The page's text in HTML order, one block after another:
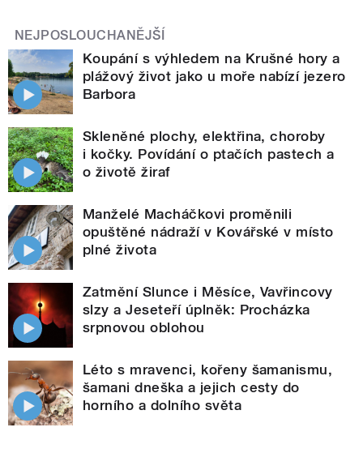
NEJPOSLOUCHANĚJŠÍ
Koupání s výhledem na Krušné hory a
plážový život jako u moře nabízí jezero
Barbora
Skleněné plochy, elektřina, choroby
i kočky. Povídání o ptačích pastech a
o životě žiraf
Manželé Macháčkovi proměnili
opuštěné nádraží v Kovářské v místo
plné života
Zatmění Slunce i Měsíce, Vavřincovy
slzy a Jeseteří úplněk: Procházka
srpnovou oblohou
Léto s mravenci, kořeny šamanismu,
šamani dneška a jejich cesty do
horního a dolního světa